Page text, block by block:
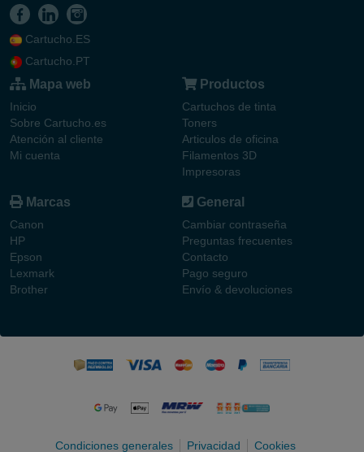
Cartucho.ES
Cartucho.PT
Mapa web
Inicio
Sobre Cartucho.es
Atención al cliente
Mi cuenta
Productos
Cartuchos de tinta
Toners
Articulos de oficina
Filamentos 3D
Impresoras
Marcas
Canon
HP
Epson
Lexmark
Brother
General
Cambiar contraseña
Preguntas frecuentes
Contacto
Pago seguro
Envío & devoluciones
Condiciones generales Privacidad Cookies